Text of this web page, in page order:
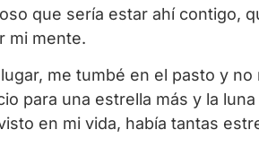
que sería estar ahí contigo,
mi mente.
me tumbé en el pasto y
para una estrella más y la
en mi vida, había tantas